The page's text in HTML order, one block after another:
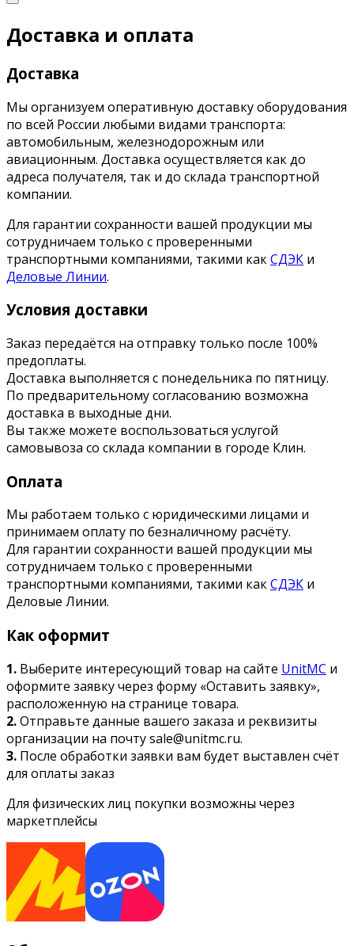
Доставка и оплата
Доставка
Мы организуем оперативную доставку оборудования
по всей России любыми видами транспорта:
автомобильным, железнодорожным или
авиационным. Доставка осуществляется как до
адреса получателя, так и до склада транспортной
компании.
Для гарантии сохранности вашей продукции мы
сотрудничаем только с проверенными
транспортными компаниями, такими какСДЭК и
Деловые Линии.
Условия доставки
Заказ передаётся на отправку только после 100%
предоплаты.
Доставка выполняется с понедельника по пятницу.
По предварительному согласованию возможна
доставка в выходные дни.
Вы также можете воспользоваться услугой
самовывоза со склада компании в городе Клин.
Оплата
Мы работаем только с юридическими лицами и
принимаем оплату по безналичному расчёту.
Для гарантии сохранности вашей продукции мы
сотрудничаем только с проверенными
транспортными компаниями, такими какСДЭК и
Деловые Линии.
Как оформит
1. Выберите интересующий товар на сайте UnitMC и
оформите заявку через форму «Оставить заявку»,
расположенную на странице товара.
2.Отправьте данные вашего заказа и реквизиты
организации на почту sale@unitmc.ru.
3. После обработки заявки вам будет выставлен счёт
для оплаты заказ
Для физических лиц покупки возможны через
маркетплейсы